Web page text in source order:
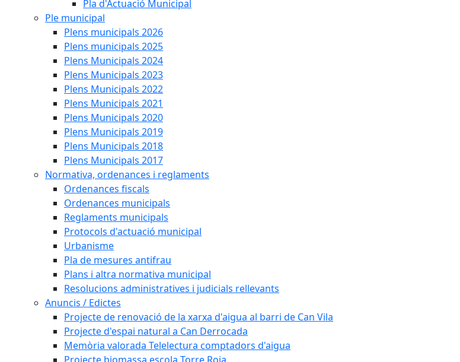
Pla d'Actuació Municipal
Ple municipal
Plens municipals 2026
Plens municipals 2025
Plens Municipals 2024
Plens Municipals 2023
Plens Municipals 2022
Plens Municipals 2021
Plens Municipals 2020
Plens Municipals 2019
Plens Municipals 2018
Plens Municipals 2017
Normativa, ordenances i reglaments
Ordenances fiscals
Ordenances municipals
Reglaments municipals
Protocols d'actuació municipal
Urbanisme
Pla de mesures antifrau
Plans i altra normativa municipal
Resolucions administratives i judicials rellevants
Anuncis / Edictes
Projecte de renovació de la xarxa d'aigua al barri de Can Vila
Projecte d'espai natural a Can Derrocada
Memòria valorada Telelectura comptadors d'aigua